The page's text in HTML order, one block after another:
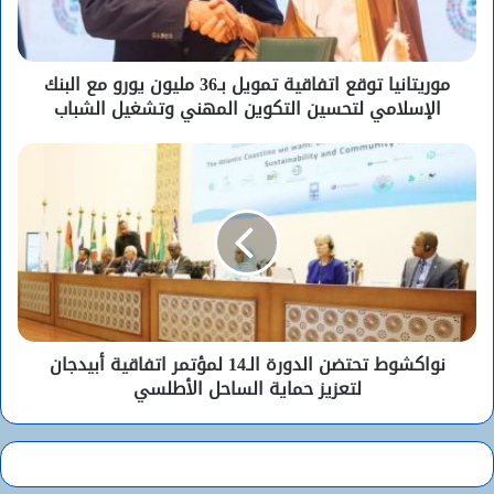
موريتانيا توقع اتفاقية تمويل بـ36 مليون يورو مع البنك
الإسلامي لتحسين التكوين المهني وتشغيل الشباب
نواكشوط تحتضن الدورة الـ14 لمؤتمر اتفاقية أبيدجان
لتعزيز حماية الساحل الأطلسي